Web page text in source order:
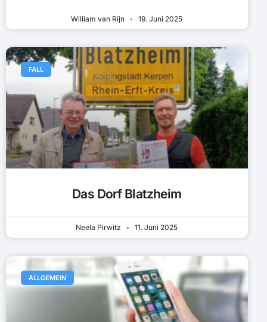
William van Rijn 19. Juni 2025
FALL
Das Dorf Blatzheim
Neela Pirwitz 11. Juni 2025
ALLGEMEIN